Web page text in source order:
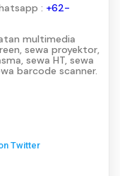
: +62-
multimedia
sewa proyektor,
sewa HT, sewa
barcode scanner.
Twitter